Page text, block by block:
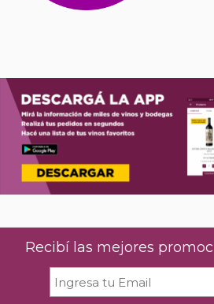
Recibí las mejores